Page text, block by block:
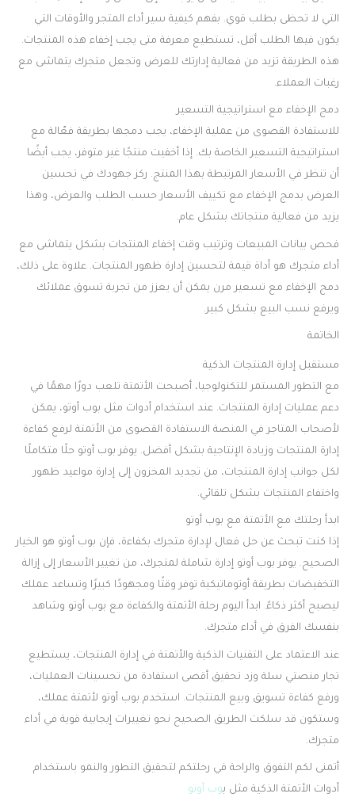
التي لا تحظى بطلب قوي. بفهم كيفية سير أداء المتجر والأوقات التي
يكون فيها الطلب أقل، تستطيع معرفة متى يجب إخفاء هذه المنتجات.
هذه الطريقة تزيد من فعالية إدارتك للعرض وتجعل متجرك يتماشى مع
رغبات العملاء.
دمج الإخفاء مع استراتيجية التسعير
للاستفادة القصوى من عملية الإخفاء، يجب دمجها بطريقة فعّالة مع
استراتيجية التسعير الخاصة بك. إذا أخفيت منتجًا غير متوفر، يجب أيضًا
أن تنظر في الأسعار المرتبطة بهذا المنتج. ركز جهودك في تحسين
العرض بدمج الإخفاء مع تكييف الأسعار حسب الطلب والعرض، وهذا
يزيد من فعالية منتجاتك بشكل عام.
فحص بيانات المبيعات وترتيب وقت إخفاء المنتجات بشكل يتماشى مع
أداء متجرك هو أداة قيمة لتحسين إدارة ظهور المنتجات. علاوة على ذلك،
دمج الإخفاء مع تسعير مرن يمكن أن يعزز من تجربة تسوق عملائك
ويرفع نسب البيع بشكل كبير.
الخاتمة
مستقبل إدارة المنتجات الذكية
مع التطور المستمر للتكنولوجيا، أصبحت الأتمتة تلعب دورًا مهمًا في
دعم عمليات إدارة المنتجات. عند استخدام أدوات مثل بوب أوتو، يمكن
لأصحاب المتاجر في المنصة الاستفادة القصوى من الأتمتة لرفع كفاءة
إدارة المنتجات وزيادة الإنتاجية بشكل أفضل. يوفر بوب أوتو حلًا متكاملًا
لكل جوانب إدارة المنتجات، من تجديد المخزون إلى إدارة مواعيد ظهور
واختفاء المنتجات بشكل تلقائي.
ابدأ رحلتك مع الأتمتة مع بوب أوتو
إذا كنت تبحث عن حل فعال لإدارة متجرك بكفاءة، فإن بوب أوتو هو الخيار
الصحيح. يوفر بوب أوتو إدارة شاملة لمتجرك، من تغيير الأسعار إلى إزالة
التخفيضات بطريقة أوتوماتيكية توفر وقتًا ومجهودًا كبيرًا وتساعد عملك
ليصبح أكثر ذكاءً. ابدأ اليوم رحلة الأتمتة والكفاءة مع بوب أوتو وشاهد
بنفسك الفرق في أداء متجرك.
عند الاعتماد على التقنيات الذكية والأتمتة في إدارة المنتجات، يستطيع
تجار منصتي سلة وزد تحقيق أقصى استفادة من تحسينات العمليات،
ورفع كفاءة تسويق وبيع المنتجات. استخدم بوب أوتو لأتمتة عملك،
وستكون قد سلكت الطريق الصحيح نحو تغييرات إيجابية قوية في أداء
متجرك.
أتمنى لكم التفوق والراحة في رحلتكم لتحقيق التطور والنمو باستخدام
أدوات الأتمتة الذكية مثل بوب أوتو